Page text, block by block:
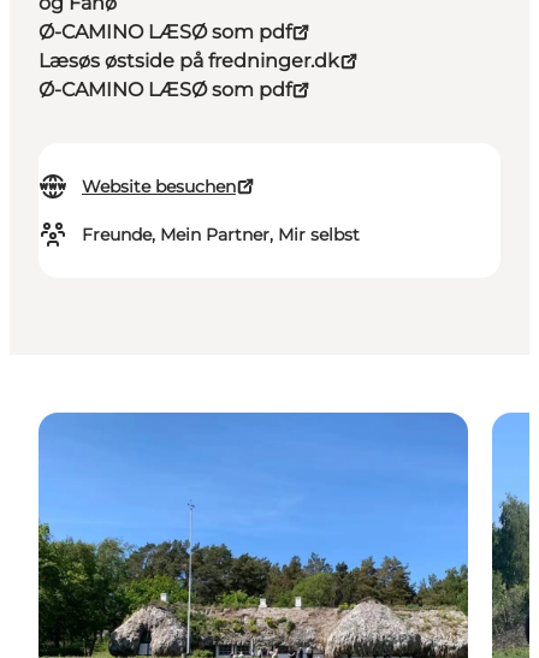
Ø-CAMINO LÆSØ som pdf
Læsøs østside på fredninger.dk
Ø-CAMINO LÆSØ som pdf
Website besuchen
Freunde, Mein Partner, Mir selbst